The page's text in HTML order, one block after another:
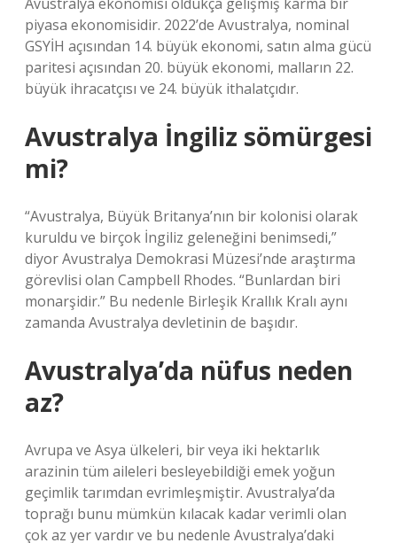
piyasa ekonomisidir. 2022’de Avustralya, nominal
GSYİH açısından 14. büyük ekonomi, satın alma gücü
paritesi açısından 20. büyük ekonomi, malların 22.
büyük ihracatçısı ve 24. büyük ithalatçıdır.
Avustralya İngiliz sömürgesi
mi?
“Avustralya, Büyük Britanya’nın bir kolonisi olarak
kuruldu ve birçok İngiliz geleneğini benimsedi,”
diyor Avustralya Demokrasi Müzesi’nde araştırma
görevlisi olan Campbell Rhodes. “Bunlardan biri
monarşidir.” Bu nedenle Birleşik Krallık Kralı aynı
zamanda Avustralya devletinin de başıdır.
Avustralya’da nüfus neden
az?
Avrupa ve Asya ülkeleri, bir veya iki hektarlık
arazinin tüm aileleri besleyebildiği emek yoğun
geçimlik tarımdan evrimleşmiştir. Avustralya’da
toprağı bunu mümkün kılacak kadar verimli olan
çok az yer vardır ve bu nedenle Avustralya’daki